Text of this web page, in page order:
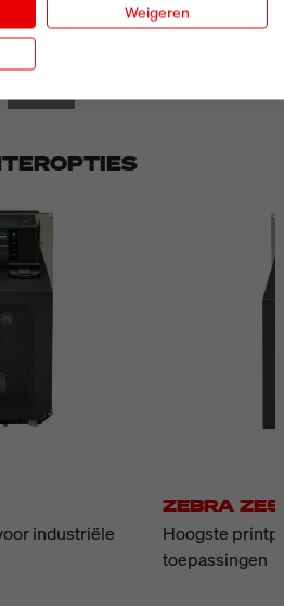
industriële
ZEBRA
Hoogste
toepassingen
Weigeren